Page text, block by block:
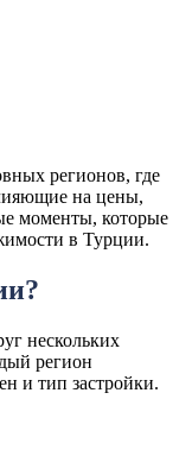
регионов, где
на цены,
моменты, которые
в Турции.
нескольких
регион
и тип застройки.